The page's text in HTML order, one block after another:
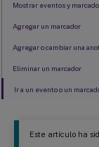
Este artículo ha
Mostrar eventos y
Agregar un marcador
Agregar o cambiar una
Eliminar un marcador
Ir a un evento o un